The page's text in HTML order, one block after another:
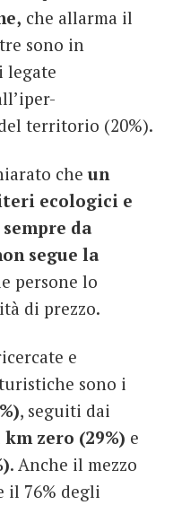
che allarma il
sono in
legate
territorio (20%).
che un
ecologici e
da
segue la
persone lo
di prezzo.
e
sono i
, seguiti dai
km zero (29%) e
. Anche il mezzo
il 76% degli